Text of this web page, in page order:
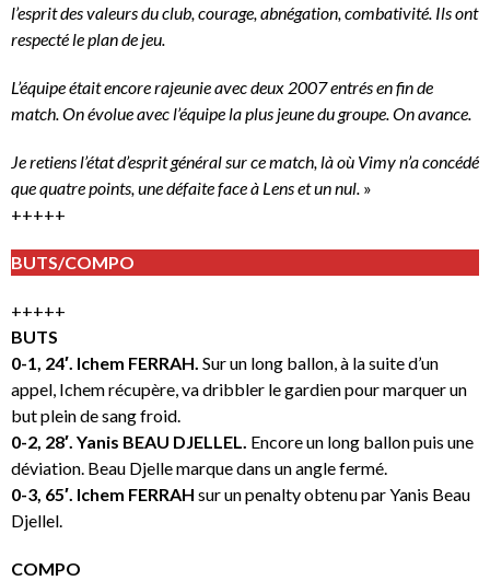
l’esprit des valeurs du club, courage, abnégation, combativité. Ils ont
respecté le plan de jeu.
L’équipe était encore rajeunie avec deux 2007 entrés en fin de
match. On évolue avec l’équipe la plus jeune du groupe. On avance.
Je retiens l’état d’esprit général sur ce match, là où Vimy n’a concédé
que quatre points, une défaite face à Lens et un nul. »
+++++
BUTS/COMPO
+++++
BUTS
0-1, 24′. Ichem FERRAH. Sur un long ballon, à la suite d’un
appel, Ichem récupère, va dribbler le gardien pour marquer un
but plein de sang froid.
0-2, 28′. Yanis BEAU DJELLEL. Encore un long ballon puis une
déviation. Beau Djelle marque dans un angle fermé.
0-3, 65′. Ichem FERRAH sur un penalty obtenu par Yanis Beau
Djellel.
COMPO